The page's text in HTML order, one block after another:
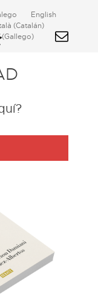
English
(Catalán)
(Gallego)